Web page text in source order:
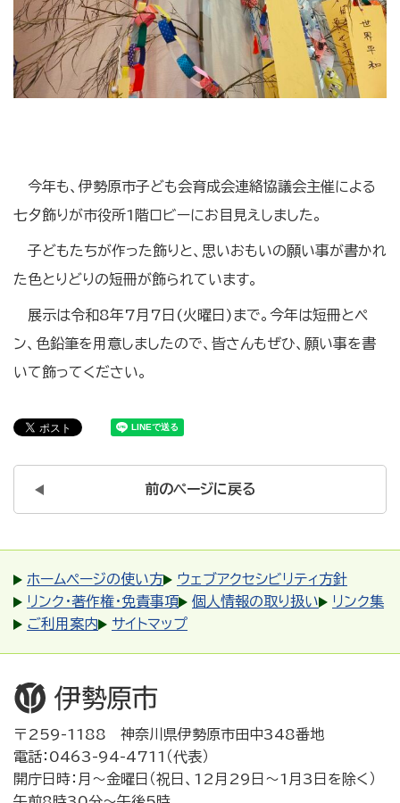
今年も、伊勢原市子ども会育成会連絡協議会主催による
七夕飾りが市役所1階ロビーにお目見えしました。
子どもたちが作った飾りと、思いおもいの願い事が書かれ
た色とりどりの短冊が飾られています。
展示は令和8年7月7日(火曜日)まで。今年は短冊とペ
ン、色鉛筆を用意しましたので、皆さんもぜひ、願い事を書
いて飾ってください。
前のページに戻る
ホームページの使い方
ウェブアクセシビリティ方針
リンク・著作権・免責事項
個人情報の取り扱い
リンク集
ご利用案内
サイトマップ
〒259-1188 神奈川県伊勢原市田中348番地
電話：0463-94-4711（代表）
開庁日時：月～金曜日（祝日、12月29日～1月3日を除く）